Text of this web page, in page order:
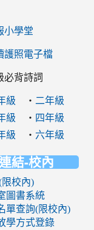
小學堂
護照電子檔
必背詩詞
級 ‧ 二年級
級 ‧ 四年級
級 ‧ 六年級
結-校內
校內)
圖書系統
單查詢(限校內)
學方式登錄